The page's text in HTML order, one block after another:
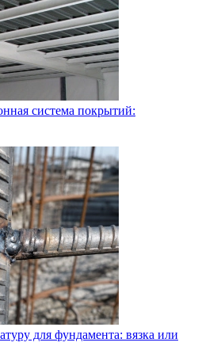
система покрытий:
для фундамента: вязка или